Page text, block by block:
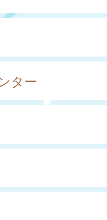
ター